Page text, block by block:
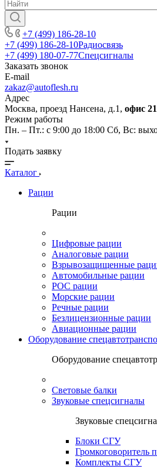
+7 (499) 186-28-10
+7 (499) 186-28-10Радиосвязь
+7 (499) 180-07-77Спецсигналы
Заказать звонок
E-mail
zakaz@autoflesh.ru
Адрес
Москва, проезд Нансена, д.1, офис 21
Режим работы
Пн. – Пт.: с 9:00 до 18:00 Cб, Вс:
Подать заявку
Каталог
Рации
Рации
Цифровые рации
Аналоговые рации
Взрывозащищенные
Автомобильные рации
POC рации
Морские рации
Речные рации
Безлицензионные рации
Авиационные рации
Оборудование
Оборудование
Световые балки
Звуковые спецсигналы
Звуковые
Блоки СГУ
Громкоговоритель
Комплекты СГУ